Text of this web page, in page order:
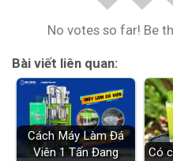
No votes so far! Be
Bài viết liên quan:
Cách Máy Làm Đá
Viên 1 Tấn Đang
Có